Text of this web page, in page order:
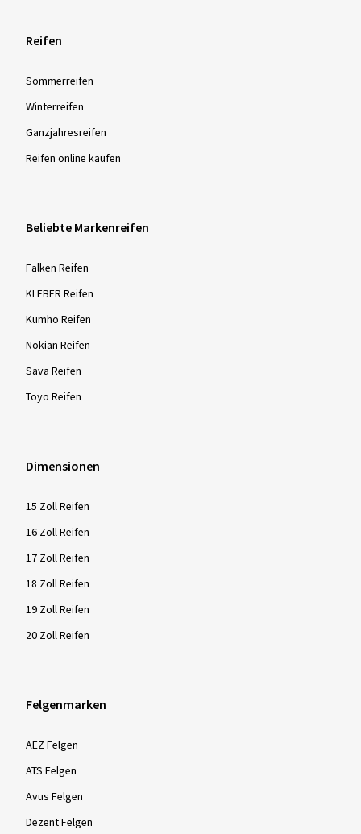
Reifen
Sommer­reifen
Winter­reifen
Ganzjahres­reifen
Reifen online kaufen
Beliebte Markenreifen
Falken Reifen
KLEBER Reifen
Kumho Reifen
Nokian Reifen
Sava Reifen
Toyo Reifen
Dimensionen
15 Zoll Reifen
16 Zoll Reifen
17 Zoll Reifen
18 Zoll Reifen
19 Zoll Reifen
20 Zoll Reifen
Felgenmarken
AEZ Felgen
ATS Felgen
Avus Felgen
Dezent Felgen